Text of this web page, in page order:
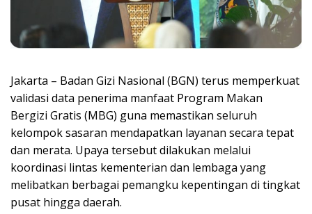
Jakarta – Badan Gizi Nasional (BGN) terus memperkuat
validasi data penerima manfaat Program Makan
Bergizi Gratis (MBG) guna memastikan seluruh
kelompok sasaran mendapatkan layanan secara tepat
dan merata. Upaya tersebut dilakukan melalui
koordinasi lintas kementerian dan lembaga yang
melibatkan berbagai pemangku kepentingan di tingkat
pusat hingga daerah.